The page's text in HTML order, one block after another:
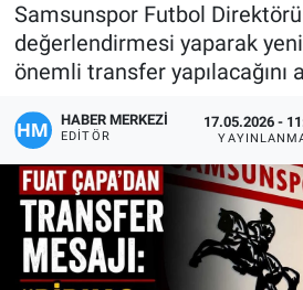
Samsunspor Futbol
değerlendirmesi yaparak
önemli transfer yapılacağını
HABER MERKEZİ
EDITÖR
17.05.2026 -
Turizm
Sağlık
Eğitim
Yaşam
Kültür Sanat
Tüm Manşetler
Son Dakika Haberleri
Haber Arşivi